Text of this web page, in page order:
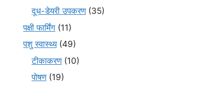
दूध-डेयरी उपकरण(35)
पक्षी फार्मिंग (11)
पशु स्वास्थ्य(49)
टीकाकरण(10)
पोषण(19)